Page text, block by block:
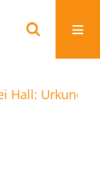
Hall: Urkunden